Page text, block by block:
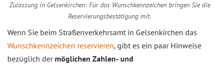
Zulassung in Gelsenkirchen: Für das Wunschkennzeichen bringen Sie die
Reservierungsbestätigung mit.
Wenn Sie beim Straßenverkehrsamt in Gelsenkirchen das
Wunschkennzeichen reservieren, gibt es ein paar Hinweise
bezüglich der möglichen Zahlen- und